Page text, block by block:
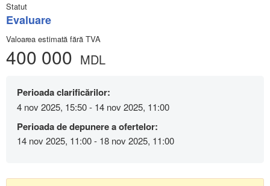
Statut
Evaluare
Valoarea estimată fără TVA
400 000 MDL
Perioada clarificărilor:
4 nov 2025, 15:50 - 14 nov 2025, 11:00
Perioada de depunere a ofertelor:
14 nov 2025, 11:00 - 18 nov 2025, 11:00